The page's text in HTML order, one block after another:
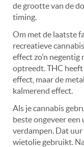
de grootte van de
timing.
Om met de laatste
recreatieve
effect zo’n
optreedt. THC
effect, maar de
kalmerend effect.
Als je cannabis
beste ongeveer
verdampen. Dat uur
wietolie gebruikt.